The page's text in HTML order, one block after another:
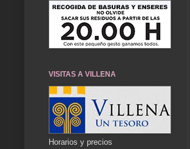
VISITAS A VILLENA
Horarios y precios